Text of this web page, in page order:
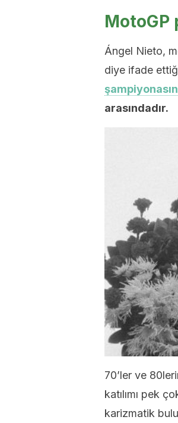
MotoGP
Ángel Nieto,
diye ifade
arasındadır.
70’ler ve
katılımı pek
karizmatik